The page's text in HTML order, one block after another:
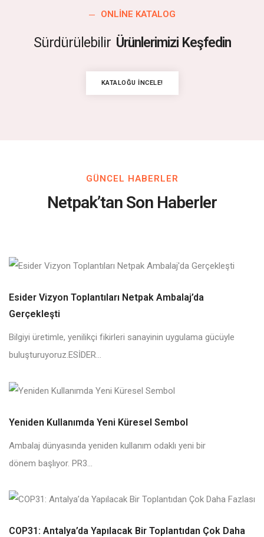
ONLINE KATALOG
Sürdürülebilir Ürünlerimizi Keşfedin
KATALOĞU İNCELE!
GÜNCEL HABERLER
Netpak’tan Son Haberler
Esider Vizyon Toplantıları Netpak Ambalaj’da
Gerçekleşti
Bilgiyi üretimle, yenilikçi fikirleri sanayinin uygulama gücüyle
buluşturuyoruz.ESİDER...
Yeniden Kullanımda Yeni Küresel Sembol
Ambalaj dünyasında yeniden kullanım odaklı yeni bir
dönem başlıyor. PR3...
COP31: Antalya’da Yapılacak Bir Toplantıdan Çok Daha